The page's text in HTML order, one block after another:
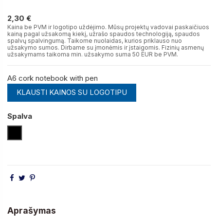
2,30 €
Kaina be PVM ir logotipo uždėjimo. Mūsų projektų vadovai paskaičiuos
kainą pagal užsakomą kiekį, užrašo spaudos technologiją, spaudos
spalvų spalvingumą. Taikome nuolaidas, kurios priklauso nuo
užsakymo sumos. Dirbame su įmonėmis ir įstaigomis. Fizinių asmenų
užsakymams taikoma min. užsakymo suma 50 EUR be PVM.
A6 cork notebook with pen
KLAUSTI KAINOS SU LOGOTIPU
Spalva
Aprašymas